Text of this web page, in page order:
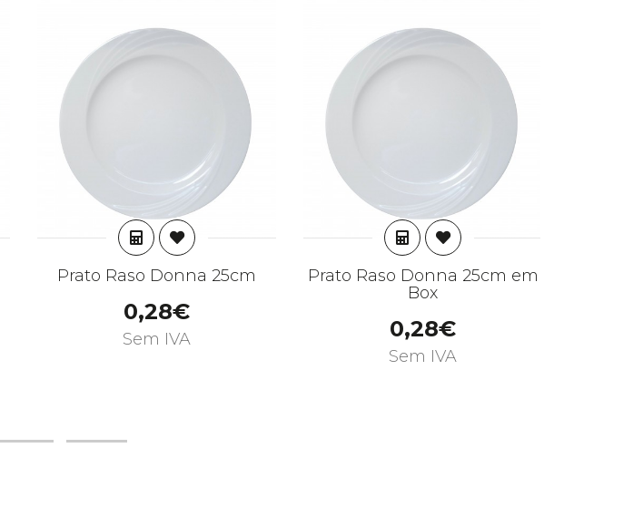
ADICIONAR
Prato Raso Donna 25cm
0,28€
Sem IVA
ADICIONAR
Prato Raso Donna 25cm em
Box
0,28€
Sem IVA